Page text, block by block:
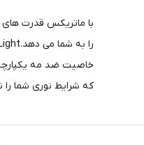
با ماتریکس قدرت
که شرایط نوری شما را